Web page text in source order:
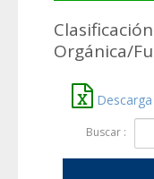
Orgánica/
Buscar :